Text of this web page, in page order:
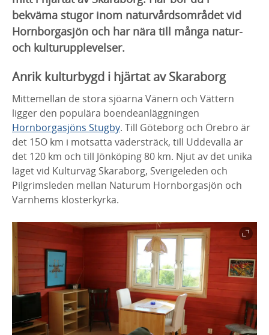
bekväma stugor inom naturvårdsområdet vid
Hornborgasjön och har nära till många natur-
och kulturupplevelser.
Anrik kulturbygd i hjärtat av Skaraborg
Mittemellan de stora sjöarna Vänern och Vättern
ligger den populära boendeanläggningen
Hornborgasjöns Stugby. Till Göteborg och Örebro är
det 15O km i motsatta vädersträck, till Uddevalla är
det 120 km och till Jönköping 80 km. Njut av det unika
läget vid Kulturväg Skaraborg, Sverigeleden och
Pilgrimsleden mellan Naturum Hornborgasjön och
Varnhems klosterkyrka.